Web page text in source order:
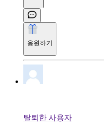
응원하기
탈퇴한 사용자